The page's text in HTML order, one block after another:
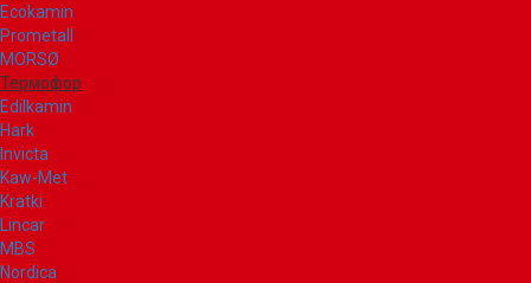
Ecokamin
Prometall
MORSØ
Термофор
Edilkamin
Hark
Invicta
Kaw-Met
Kratki
Lincar
MBS
Nordica